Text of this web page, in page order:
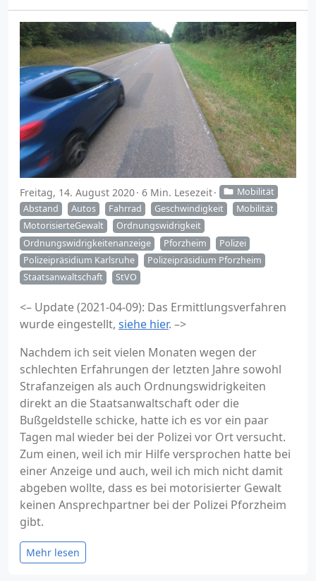
Freitag, 14. August 2020 6 Min. Lesezeit
Mobilität
Abstand
Autos Fahrrad Geschwindigkeit
Mobilität
MotorisierteGewalt
Ordnungswidrigkeit
Ordnungswidrigkeitenanzeige
Pforzheim
Polizei
Polizeipräsidium Karlsruhe
Polizeipräsidium Pforzheim
Staatsanwaltschaft
StVO
<– Update (2021-04-09): Das Ermittlungsverfahren
wurde eingestellt, siehe hier. –>
Nachdem ich seit vielen Monaten wegen der
schlechten Erfahrungen der letzten Jahre sowohl
Strafanzeigen als auch Ordnungswidrigkeiten
direkt an die Staatsanwaltschaft oder die
Bußgeldstelle schicke, hatte ich es vor ein paar
Tagen mal wieder bei der Polizei vor Ort versucht.
Zum einen, weil ich mir Hilfe versprochen hatte bei
einer Anzeige und auch, weil ich mich nicht damit
abgeben wollte, dass es bei motorisierter Gewalt
keinen Ansprechpartner bei der Polizei Pforzheim
gibt.
Mehr lesen